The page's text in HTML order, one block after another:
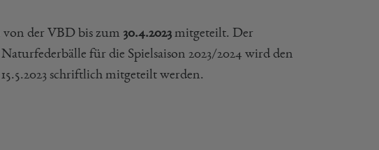
von der VBD bis zum 30.4.2023 mitgeteilt. Der
für die Spielsaison 2023/2024 wird den
schriftlich mitgeteilt werden.